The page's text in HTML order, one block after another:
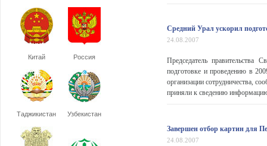
Китай Россия
Таджикистан Узбекистан
Средний Урал ускорил
24.08.2007
Председатель правительства
подготовке и проведению в
организации сотрудничества,
приняли к сведению
Завершен отбор картин для
24.08.2007